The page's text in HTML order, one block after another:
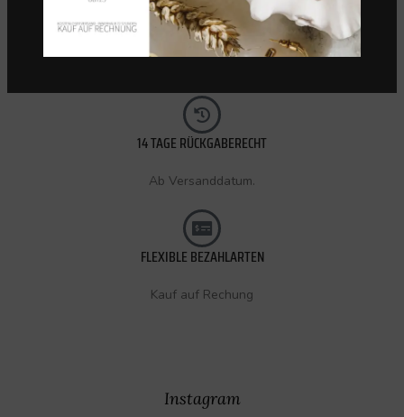
KOSTENLOSER VERSAND (CH)
14 TAGE RÜCKGABERECHT
Ab Versanddatum.
FLEXIBLE BEZAHLARTEN
Kauf auf Rechung
Instagram